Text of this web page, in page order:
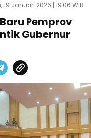
19 Januari 2026 | 19:06 WIB
Pemprov
Gubernur